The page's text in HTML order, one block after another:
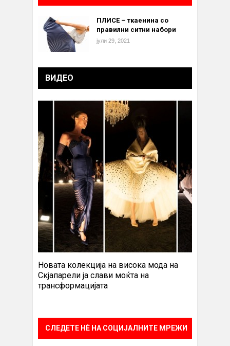
ПЛИСЕ – ткаенина со
правилни ситни набори
јули 29, 2021
ВИДЕО
Новата колекција на висока мода на
Скјапарели ја слави моќта на
трансформацијата
СЛЕДЕТЕ НÈ НА СОЦИЈАЛНИТЕ МРЕЖИ